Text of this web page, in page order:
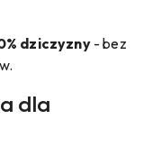
dziczyzny- bez
dla